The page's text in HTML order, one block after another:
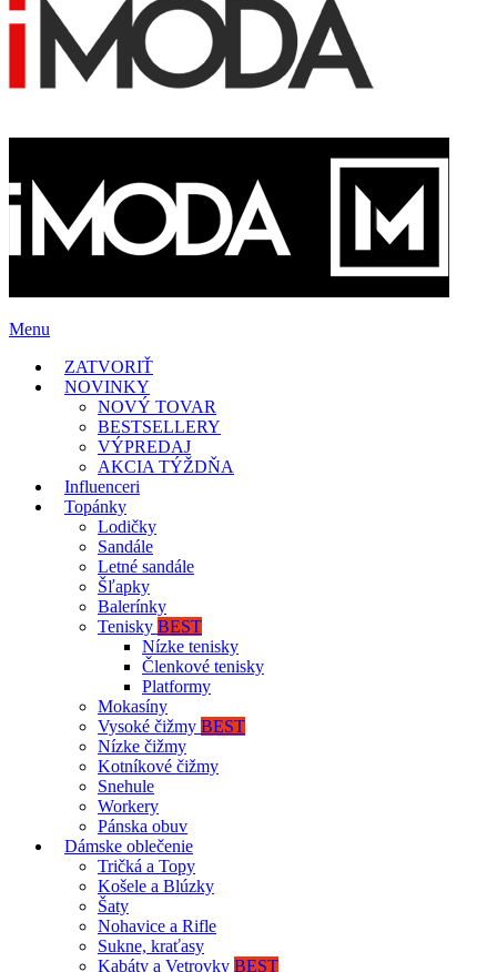
Menu
ZATVORIŤ
NOVINKY
NOVÝ TOVAR
BESTSELLERY
VÝPREDAJ
AKCIA TÝŽDŇA
Influenceri
Topánky
Lodičky
Sandále
Letné sandále
Šľapky
Balerínky
Tenisky BEST
Nízke tenisky
Členkové tenisky
Platformy
Mokasíny
Vysoké čižmy BEST
Nízke čižmy
Kotníkové čižmy
Snehule
Workery
Pánska obuv
Dámske oblečenie
Tričká a Topy
Košele a Blúzky
Šaty
Nohavice a Rifle
Sukne, kraťasy
Kabáty a Vetrovky BEST